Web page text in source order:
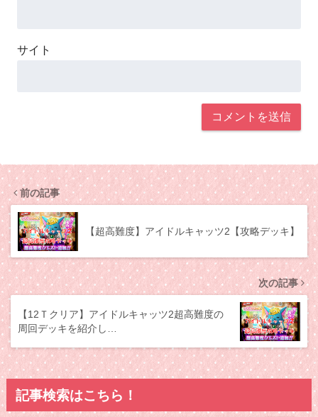
サイト
前の記事
【超高難度】アイドルキャッツ2【攻略デッキ】
次の記事
【12Ｔクリア】アイドルキャッツ2超高難度の
周回デッキを紹介し…
記事検索はこちら！